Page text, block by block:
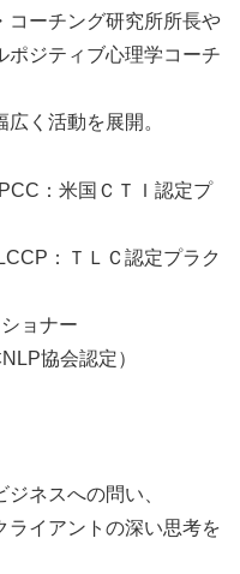
コーチング研究所所長や
ポジティブ心理学コーチ
く活動を展開。
：米国ＣＴＩ認定プ
：ＴＬＣ認定プラク
ョナー
協会認定）
ネスへの問い、
ライアントの深い思考を